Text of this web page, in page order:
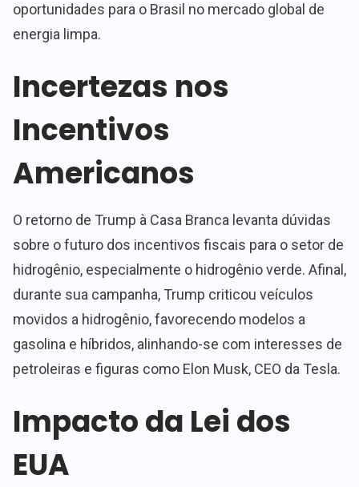
oportunidades para o Brasil no mercado global de
energia limpa.
Incertezas nos
Incentivos
Americanos
O retorno de Trump à Casa Branca levanta dúvidas
sobre o futuro dos incentivos fiscais para o setor de
hidrogênio, especialmente o hidrogênio verde. Afinal,
durante sua campanha, Trump criticou veículos
movidos a hidrogênio, favorecendo modelos a
gasolina e híbridos, alinhando-se com interesses de
petroleiras e figuras como Elon Musk, CEO da Tesla.
Impacto da Lei dos
EUA